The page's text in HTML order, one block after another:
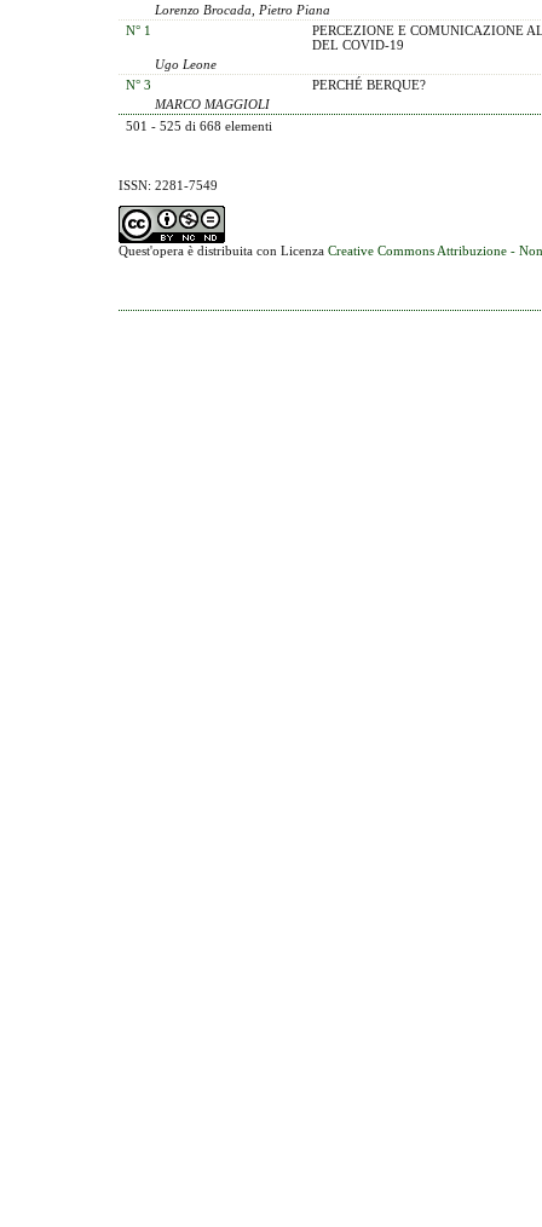
Lorenzo Brocada, Pietro Piana
N° 1
PERCEZIONE E COMUNICAZIONE
DEL COVID-19
Ugo Leone
N° 3
PERCHÉ BERQUE?
MARCO MAGGIOLI
501 - 525 di 668 elementi
ISSN: 2281-7549
Quest'opera è distribuita con Licenza Creative Commons Attribuzione -